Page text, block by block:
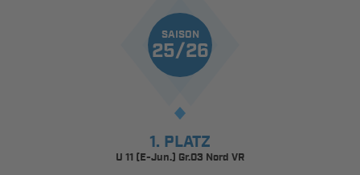
SAISON
25/26
1. PLATZ
U 11 (E-Jun.) Gr.03 Nord VR